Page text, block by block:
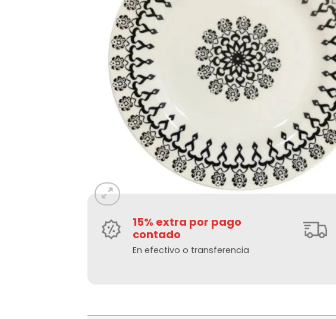
15% extra por pago
contado
En efectivo o transferencia